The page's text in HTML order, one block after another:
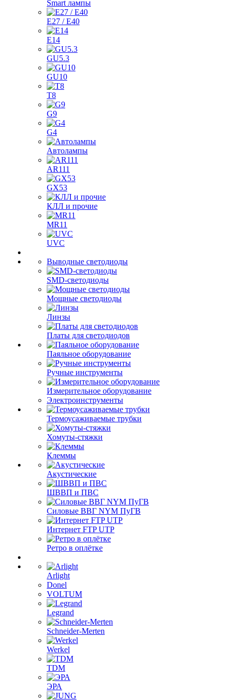
Smart лампы
E27 / E40
E14
GU5.3
GU10
T8
G9
G4
Автолампы
AR111
GX53
КЛЛ и прочие
MR11
UVC
Выводные светодиоды
SMD-светодиоды
Мощные светодиоды
Линзы
Платы для светодиодов
Паяльное оборудование
Ручные инструменты
Измерительное оборудование
Электроинструменты
Термоусаживаемые трубки
Хомуты-стяжки
Клеммы
Акустические
ШВВП и ПВС
Силовые ВВГ NYM ПуГВ
Интернет FTP UTP
Ретро в оплётке
Arlight
Donel
VOLTUM
Legrand
Schneider-Merten
Werkel
TDM
ЭРА